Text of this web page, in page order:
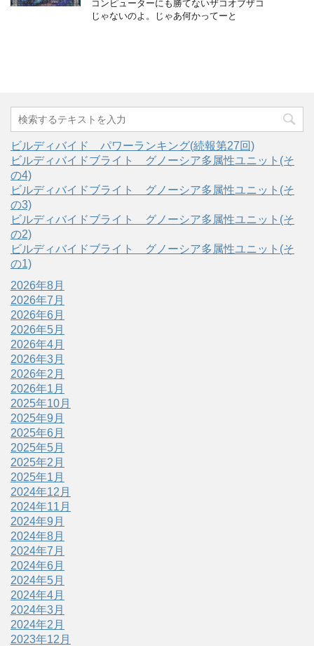
コンピューターにも勝てないザコオブザコ
じゃないのよ。じゃあ何かってーと
ビルディバイド パワーランキング(続報第27回)
ビルディバイドブライト グノーシア多属性ユニット(そ
の4)
ビルディバイドブライト グノーシア多属性ユニット(そ
の3)
ビルディバイドブライト グノーシア多属性ユニット(そ
の2)
ビルディバイドブライト グノーシア多属性ユニット(そ
の1)
2026年8月
2026年7月
2026年6月
2026年5月
2026年4月
2026年3月
2026年2月
2026年1月
2025年10月
2025年9月
2025年6月
2025年5月
2025年2月
2025年1月
2024年12月
2024年11月
2024年9月
2024年8月
2024年7月
2024年6月
2024年5月
2024年4月
2024年3月
2024年2月
2023年12月